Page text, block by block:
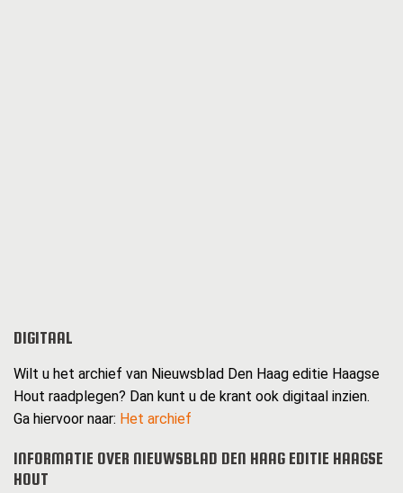
DIGITAAL
Wilt u het archief van Nieuwsblad Den Haag editie Haagse
Hout raadplegen? Dan kunt u de krant ook digitaal inzien.
Ga hiervoor naar: Het archief
INFORMATIE OVER NIEUWSBLAD DEN HAAG EDITIE HAAGSE
HOUT